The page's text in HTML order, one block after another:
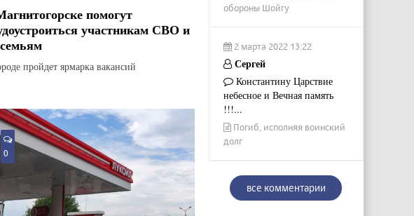
помогут
участникам СВО и
пройдет ярмарка вакансий
0
обороны Шойгу
2 марта 2022 13:22
Сергей
Константину Царствие
небесное и Вечная память
!!!...
Погиб, исполняя воинский
долг
все комментарии